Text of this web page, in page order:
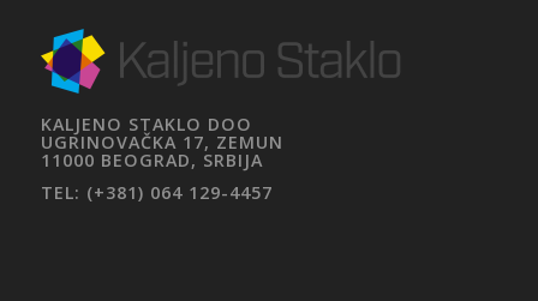
KALJENO STAKLO DOO
UGRINOVAČKA 17, ZEMUN
11000 BEOGRAD, SRBIJA
TEL: (+381) 064 129-4457